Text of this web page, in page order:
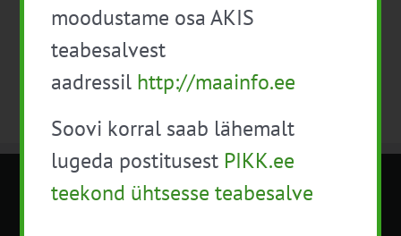
Telli kalender
METK NÕUANDETEENISTUS
moodustame osa AKIS
teabesalvest
aadressil http://maainfo.ee
Soovi korral saab lähemalt
lugeda postitusest PIKK.ee
teekond ühtsesse teabesalve